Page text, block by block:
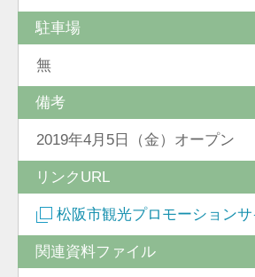
駐車場
無
備考
2019年4月5日（金）オープン
リンクURL
松阪市観光プロモーションサ
関連資料ファイル